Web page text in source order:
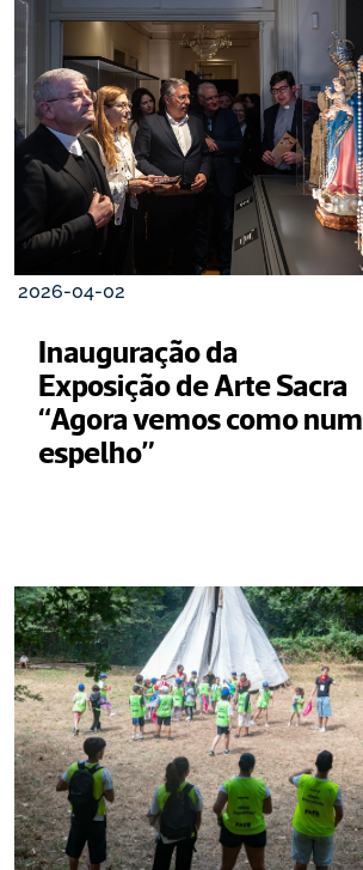
2026-04-02
Inauguração da
Exposição de Arte Sacra
“Agora vemos como num
espelho”